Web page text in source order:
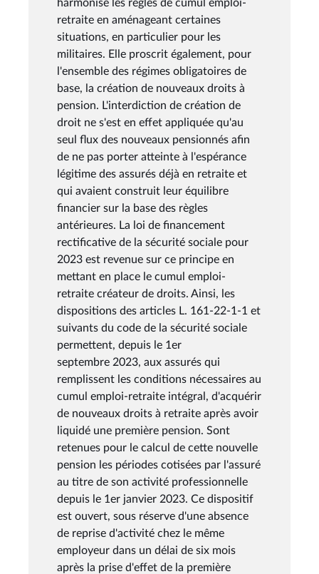
harmonisé les règles de cumul emploi-
retraite en aménageant certaines
situations, en particulier pour les
militaires. Elle proscrit également, pour
l'ensemble des régimes obligatoires de
base, la création de nouveaux droits à
pension. L'interdiction de création de
droit ne s'est en effet appliquée qu'au
seul flux des nouveaux pensionnés afin
de ne pas porter atteinte à l'espérance
légitime des assurés déjà en retraite et
qui avaient construit leur équilibre
financier sur la base des règles
antérieures. La loi de financement
rectificative de la sécurité sociale pour
2023 est revenue sur ce principe en
mettant en place le cumul emploi-
retraite créateur de droits. Ainsi, les
dispositions des articles L. 161-22-1-1 et
suivants du code de la sécurité sociale
permettent, depuis le 1er
septembre 2023, aux assurés qui
remplissent les conditions nécessaires au
cumul emploi-retraite intégral, d'acquérir
de nouveaux droits à retraite après avoir
liquidé une première pension. Sont
retenues pour le calcul de cette nouvelle
pension les périodes cotisées par l'assuré
au titre de son activité professionnelle
depuis le 1er janvier 2023. Ce dispositif
est ouvert, sous réserve d'une absence
de reprise d'activité chez le même
employeur dans un délai de six mois
après la prise d'effet de la première